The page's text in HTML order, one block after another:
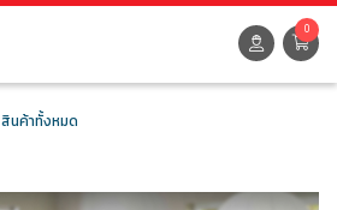
0
สินค้าทั้งหมด